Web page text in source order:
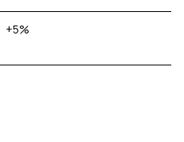
+5%